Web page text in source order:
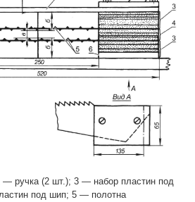
ручка (2 шт.); 3 — набор пластин под
под шип; 5 — полотна